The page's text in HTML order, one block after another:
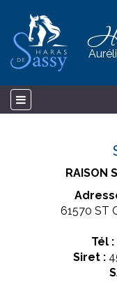
RAISON
61570 ST
Tél :
Siret :